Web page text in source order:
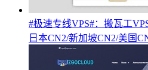
#极速专线VPS#：搬瓦工
日本CN2/新加坡CN2/美国